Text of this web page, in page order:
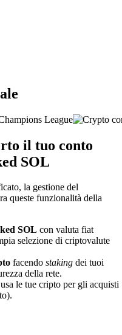
il tuo conto
SOL
la gestione del
queste funzionalità della
SOL con valuta fiat
selezione di criptovalute
facendo staking dei tuoi
della rete.
le tue cripto per gli acquisti